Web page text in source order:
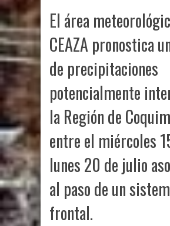
El área
CEAZA pronostica
de precipitaciones
potencialmente
la Región de
entre el miércoles
lunes 20 de julio
al paso de un
frontal.